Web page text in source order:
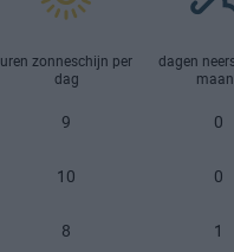
uren zonneschijn per
dag
dagen
9 0
10 0
8 1